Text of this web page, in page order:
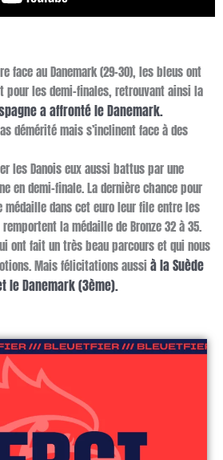
face au Danemark (29-30), les bleus ont
pour les demi-finales, retrouvant ainsi la
a affronté le Danemark.
démérité mais s’inclinent face à des
les Danois eux aussi battus par une
en demi-finale. La dernière chance pour
médaille dans cet euro leur file entre les
la médaille de Bronze 32 à 35.
ont fait un très beau parcours et qui nous
Mais félicitations aussi à la Suède
le Danemark (3ème).